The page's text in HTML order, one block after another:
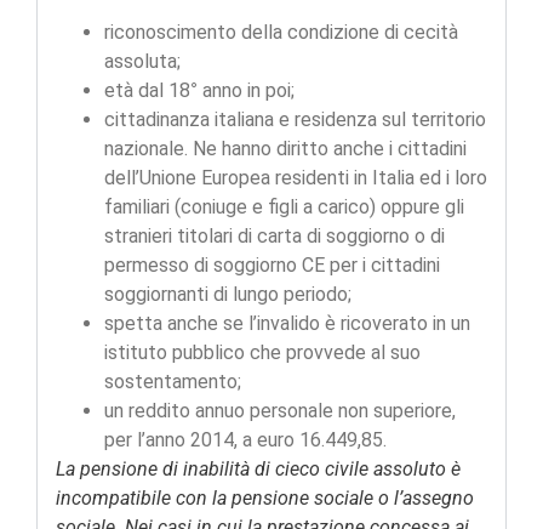
riconoscimento della condizione di cecità
assoluta;
età dal 18° anno in poi;
cittadinanza italiana e residenza sul territorio
nazionale. Ne hanno diritto anche i cittadini
dell’Unione Europea residenti in Italia ed i loro
familiari (coniuge e figli a carico) oppure gli
stranieri titolari di carta di soggiorno o di
permesso di soggiorno CE per i cittadini
soggiornanti di lungo periodo;
spetta anche se l’invalido è ricoverato in un
istituto pubblico che provvede al suo
sostentamento;
un reddito annuo personale non superiore,
per l’anno 2014, a euro 16.449,85.
La pensione di inabilità di cieco civile assoluto è
incompatibile con la pensione sociale o l’assegno